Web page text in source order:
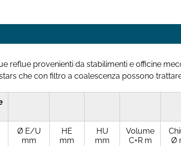
reflue provenienti da stabilimenti e officine
che con filtro a coalescenza possono
Ø E/U
mm
HE
mm
HU
mm
Volume
C+R m
Ø